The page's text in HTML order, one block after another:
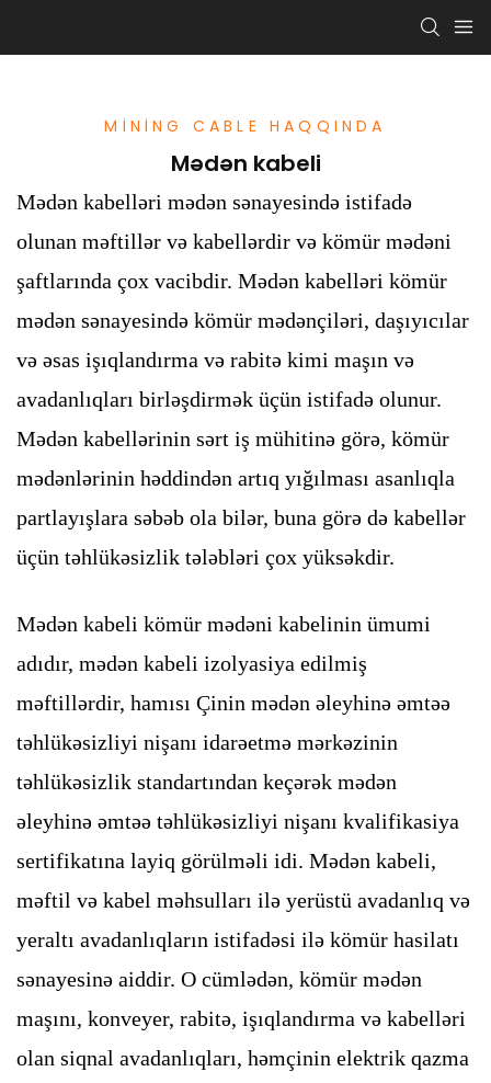
MINING CABLE HAQQINDA
Mədən kabeli
Mədən kabelləri mədən sənayesində istifadə
olunan məftillər və kabellərdir və kömür mədəni
şaftlarında çox vacibdir. Mədən kabelləri kömür
mədən sənayesində kömür mədənçiləri, daşıyıcılar
və əsas işıqlandırma və rabitə kimi maşın və
avadanlıqları birləşdirmək üçün istifadə olunur.
Mədən kabellərinin sərt iş mühitinə görə, kömür
mədənlərinin həddindən artıq yığılması asanlıqla
partlayışlara səbəb ola bilər, buna görə də kabellər
üçün təhlükəsizlik tələbləri çox yüksəkdir.
Mədən kabeli kömür mədəni kabelinin ümumi
adıdır, mədən kabeli izolyasiya edilmiş
məftillərdir, hamısı Çinin mədən əleyhinə əmtəə
təhlükəsizliyi nişanı idarəetmə mərkəzinin
təhlükəsizlik standartından keçərək mədən
əleyhinə əmtəə təhlükəsizliyi nişanı kvalifikasiya
sertifikatına layiq görülməli idi. Mədən kabeli,
məftil və kabel məhsulları ilə yerüstü avadanlıq və
yeraltı avadanlıqların istifadəsi ilə kömür hasilatı
sənayesinə aiddir. O cümlədən, kömür mədən
maşını, konveyer, rabitə, işıqlandırma və kabelləri
olan siqnal avadanlıqları, həmçinin elektrik qazma